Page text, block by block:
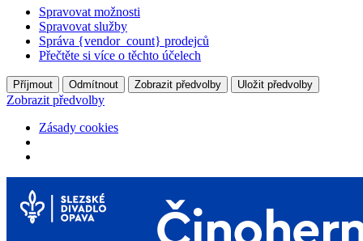
Spravovat možnosti
Spravovat služby
Správa {vendor_count} prodejců
Přečtěte si více o těchto účelech
Příjmout Odmítnout Zobrazit předvolby Uložit předvolby
Zobrazit předvolby
Zásady cookies